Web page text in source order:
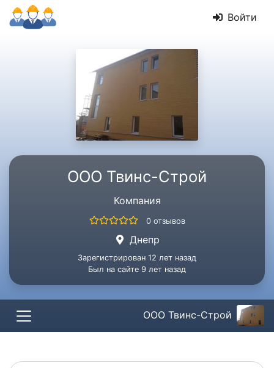
Войти
ООО Твинс-Строй
Компания
0 отзывов
Днепр
Зарегистрирован 12 лет назад
Был на сайте 9 лет назад
ООО Твинс-Строй